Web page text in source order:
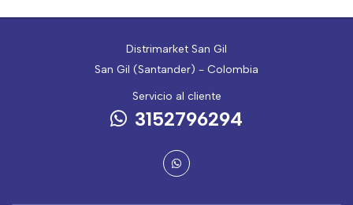
Distrimarket San Gil
San Gil (Santander) - Colombia
Servicio al cliente
3152796294